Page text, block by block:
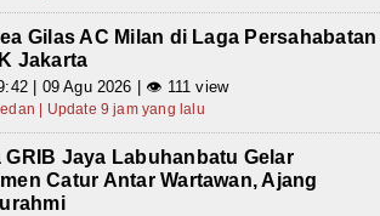
Gilas AC Milan di Laga Persahabatan
Jakarta
| 09 Agu 2026 | 👁 111 view
| Update 9 jam yang lalu
GRIB Jaya Labuhanbatu Gelar
Catur Antar Wartawan, Ajang